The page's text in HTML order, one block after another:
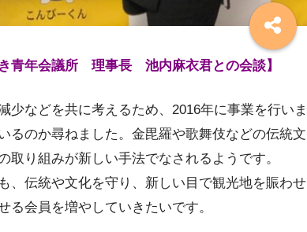
青年会議所 理事長 池内麻衣君との会談】
少などを共に考えるため、2016年に事業を行いま
るのか尋ねました。金毘羅や歌舞伎などの伝統文
り組みが新しい手法でなされるようです。
、伝統や文化を守り、新しい目で観光地を賑わせ
る会員を増やしていきたいです。